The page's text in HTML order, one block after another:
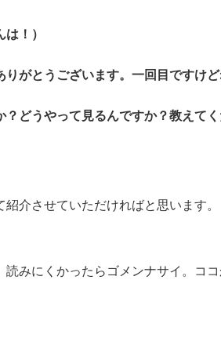
！）
がとうございます。一回目ですけど
どうやって見るんですか？教えてく
介させていただければと思います。
読みにくかったらゴメンナサイ。コ